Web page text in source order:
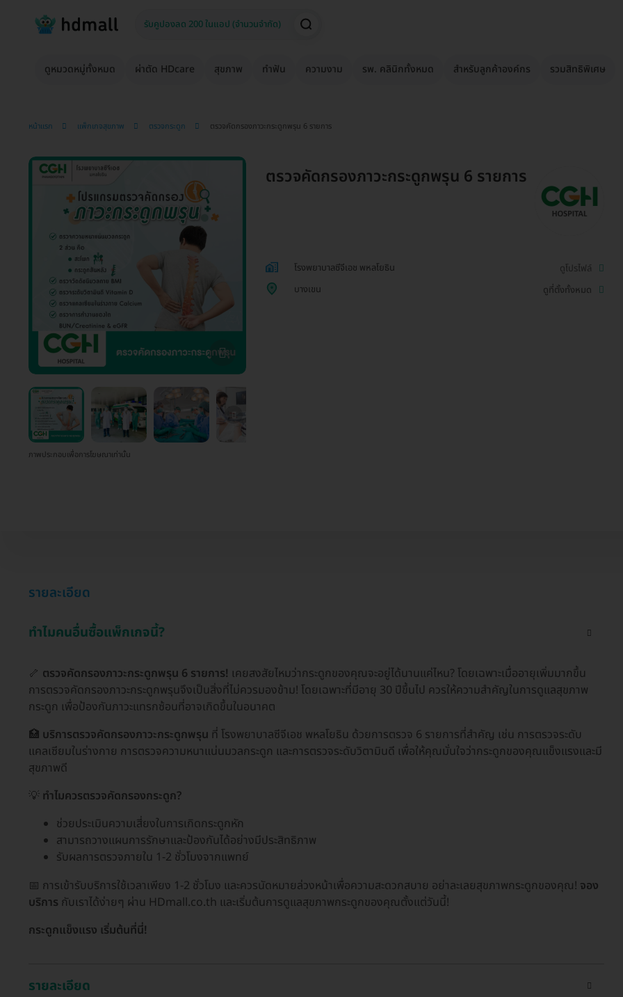
ดูหมวดหมู่ทั้งหมด ผ่าตัด HDcare สุขภาพ ทำฟัน ความงาม รพ. คลินิกทั้งหมด สำหรับลูกค้าองค์กร รวมสิทธิพิเศษ
หน้าแรก แพ็กเกจสุขภาพ ตรวจกระดูก ตรวจคัดกรองภาวะกระดูกพรุน 6 รายการ
ภาพประกอบเพื่อการโฆษณาเท่านั้น
ตรวจคัดกรองภาวะกระดูกพรุน 6 รายการ
โรงพยาบาลซีจีเอช พหลโยธิน
ดูโปรไฟล์
บางเขน
ดูที่ตั้งทั้งหมด
รายละเอียด
ทำไมคนอื่นซื้อแพ็กเกจนี้?
🦴 ตรวจคัดกรองภาวะกระดูกพรุน 6 รายการ! เคยสงสัยไหมว่ากระดูกของคุณจะอยู่ได้นานแค่ไหน? โดยเฉพาะเมื่ออายุเพิ่มมากขึ้น
การตรวจคัดกรองภาวะกระดูกพรุนจึงเป็นสิ่งที่ไม่ควรมองข้าม! โดยเฉพาะที่มีอายุ 30 ปีขึ้นไป ควรให้ความสำคัญในการดูแลสุขภาพ
กระดูก เพื่อป้องกันภาวะแทรกซ้อนที่อาจเกิดขึ้นในอนาคต
🏥 บริการตรวจคัดกรองภาวะกระดูกพรุน ที่ โรงพยาบาลซีจีเอช พหลโยธิน ด้วยการตรวจ 6 รายการที่สำคัญ เช่น การตรวจระดับ
แคลเซียมในร่างกาย การตรวจความหนาแน่นมวลกระดูก และการตรวจระดับวิตามินดี เพื่อให้คุณมั่นใจว่ากระดูกของคุณแข็งแรงและมี
สุขภาพดี
💡 ทำไมควรตรวจคัดกรองกระดูก?
ช่วยประเมินความเสี่ยงในการเกิดกระดูกหัก
สามารถวางแผนการรักษาและป้องกันได้อย่างมีประสิทธิภาพ
รับผลการตรวจภายใน 1-2 ชั่วโมงจากแพทย์
📅 การเข้ารับบริการใช้เวลาเพียง 1-2 ชั่วโมง และควรนัดหมายล่วงหน้าเพื่อความสะดวกสบาย อย่าละเลยสุขภาพกระดูกของคุณ! จอง
บริการ กับเราได้ง่ายๆ ผ่าน HDmall.co.th และเริ่มต้นการดูแลสุขภาพกระดูกของคุณตั้งแต่วันนี้!
กระดูกแข็งแรง เริ่มต้นที่นี่!
รายละเอียด